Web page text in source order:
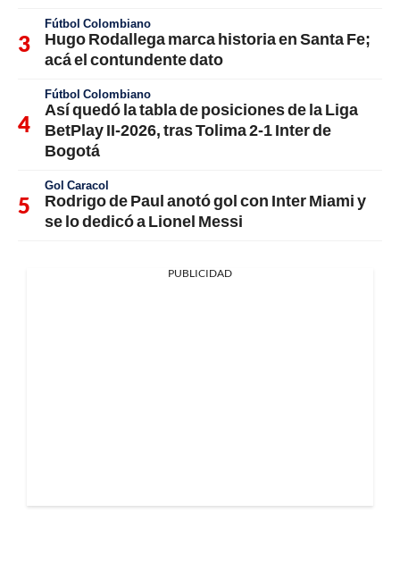
Fútbol Colombiano
Hugo Rodallega marca historia en Santa Fe;
acá el contundente dato
Fútbol Colombiano
Así quedó la tabla de posiciones de la Liga
BetPlay II-2026, tras Tolima 2-1 Inter de
Bogotá
Gol Caracol
Rodrigo de Paul anotó gol con Inter Miami y
se lo dedicó a Lionel Messi
PUBLICIDAD